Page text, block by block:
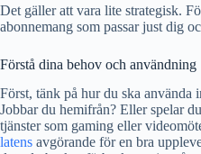
Det gäller att vara lite strategisk.
abonnemang som passar just dig
Förstå dina behov och användning
Först, tänk på hur du ska använda
Jobbar du hemifrån? Eller spelar
tjänster som gaming eller
latens avgörande för en bra